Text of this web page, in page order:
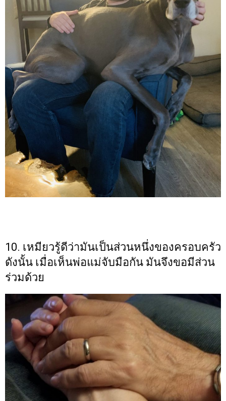
10. เหมียวรู้ดีว่ามันเป็นส่วนหนึ่งของครอบครัว
ดังนั้น เมื่อเห็นพ่อแม่จับมือกัน มันจึงขอมีส่วน
ร่วมด้วย